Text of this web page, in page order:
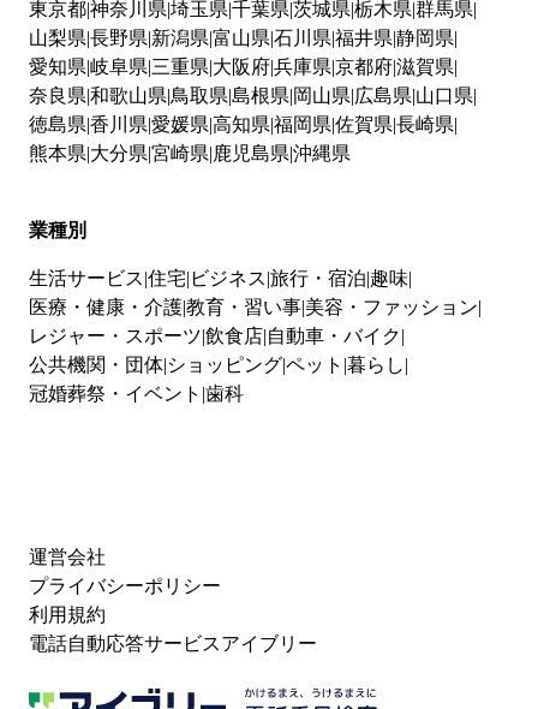
東京都神奈川県 埼玉県 千葉県 茨城県 栃木県 群馬県
山梨県 長野県 新潟県 富山県 石川県 福井県 静岡県
愛知県 岐阜県 三重県 大阪府兵庫県 京都府滋賀県
奈良県 和歌山県 鳥取県 島根県 岡山県 広島県 山口県
徳島県 香川県 愛媛県 高知県 福岡県 佐賀県 長崎県
熊本県 大分県 宮崎県 鹿児島県 沖縄県
業種別
生活サービス 住宅 ビジネス 旅行・宿泊 趣味
医療・健康・介護教育・習い事 美容・ファッション
レジャー・スポーツ 飲食店 自動車・バイク
公共機関・団体 ショッピングペット 暮らし
冠婚葬祭・イベント 歯科
運営会社
プライバシーポリシー
利用規約
電話自動応答サービスアイブリー